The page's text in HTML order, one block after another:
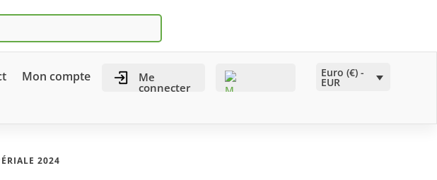
Mon compte
Me
connecter
Euro (€) -
EUR
2024